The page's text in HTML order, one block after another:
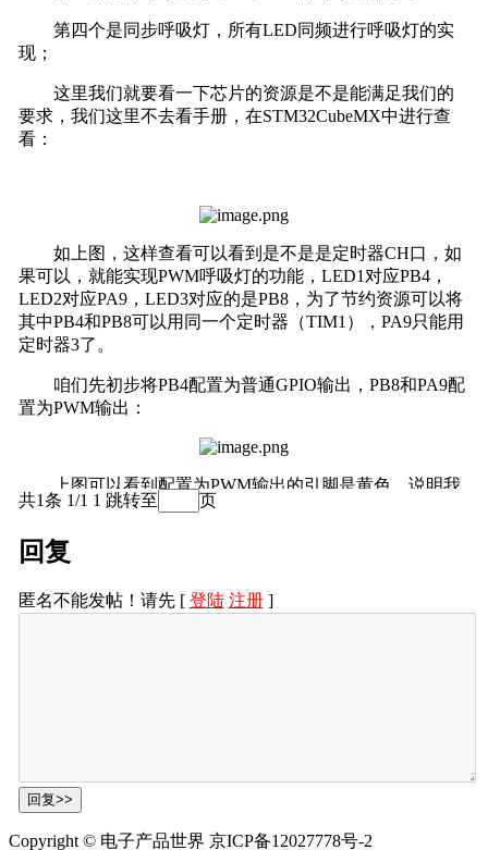
第四个是同步呼吸灯，所有LED同频进行呼吸灯的实
现；
这里我们就要看一下芯片的资源是不是能满足我们的
要求，我们这里不去看手册，在STM32CubeMX中进行查
看：
如上图，这样查看可以看到是不是是定时器CH口，如
果可以，就能实现PWM呼吸灯的功能，LED1对应PB4，
LED2对应PA9，LED3对应的是PB8，为了节约资源可以将
其中PB4和PB8可以用同一个定时器（TIM1），PA9只能用
定时器3了。
咱们先初步将PB4配置为普通GPIO输出，PB8和PA9配
置为PWM输出：
上图可以看到配置为PWM输出的引脚是黄色，说明我
们还没有配置完成，我们还要对对应的定时器进行配置例
PWM输出不需要配置中断等内容，只要配置时钟源、
B1对应的按键是PC13：
共1条 1/1 1 跳转至 页
回复
匿名不能发帖！请先 [ 登陆 注册]
Copyright © 电子产品世界 京ICP备12027778号-2